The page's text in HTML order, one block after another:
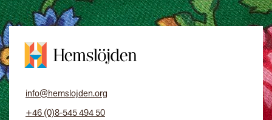
info@hemslojden.org
+46 (0)8-545 494 50